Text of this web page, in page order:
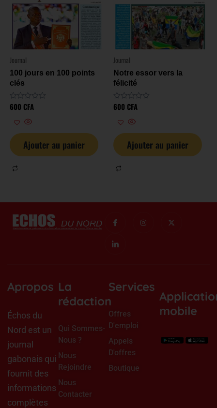
Journal
100 jours en 100 points
clés
Note
sur
600 CFA
Ajouter au panier
Journal
Notre essor vers la
félicité
Note
sur
600 CFA
Ajouter au panier
c
o
-
f
o
o
n
s
-
t
c
o
-
l
d
i
Apropos
Échos du
Nord est un
journal
gabonais qui
fournit des
informations
complètes
La
rédaction
Qui Sommes-
Nous ?
Nous
Rejoindre
Nous
Contacter
Services
Offres
D'emploi
Appels
D'offres
Boutique
mobile